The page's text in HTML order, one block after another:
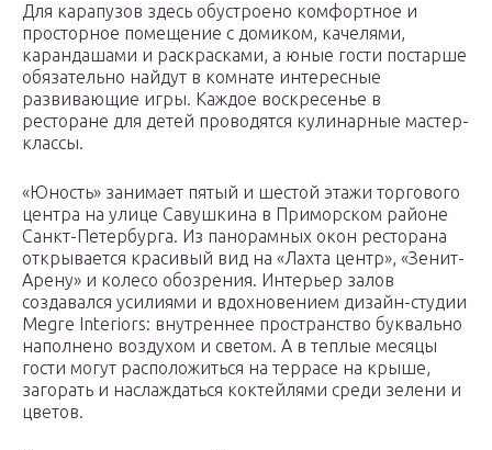
Для карапузов здесь обустроено комфортное и
просторное помещение с домиком, качелями,
карандашами и раскрасками, а юные гости постарше
обязательно найдут в комнате интересные
развивающие игры. Каждое воскресенье в
ресторане для детей проводятся кулинарные мастер-
классы.
«Юность» занимает пятый и шестой этажи торгового
центра на улице Савушкина в Приморском районе
Санкт-Петербурга. Из панорамных окон ресторана
открывается красивый вид на «Лахта центр», «Зенит-
Арену» и колесо обозрения. Интерьер залов
создавался усилиями и вдохновением дизайн-студии
Megre Interiors: внутреннее пространство буквально
наполнено воздухом и светом. А в теплые месяцы
гости могут расположиться на террасе на крыше,
загорать и наслаждаться коктейлями среди зелени и
цветов.